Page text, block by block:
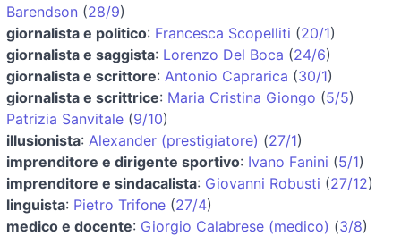
Barendson (28/9)
giornalista e politico: Francesca Scopelliti (20/1)
giornalista e saggista: Lorenzo Del Boca (24/6)
giornalista e scrittore: Antonio Caprarica (30/1)
giornalista e scrittrice: Maria Cristina Giongo (5/5)
Patrizia Sanvitale (9/10)
illusionista: Alexander (prestigiatore) (27/1)
imprenditore e dirigente sportivo: Ivano Fanini (5/1)
imprenditore e sindacalista: Giovanni Robusti (27/12)
linguista: Pietro Trifone (27/4)
medico e docente: Giorgio Calabrese (medico) (3/8)